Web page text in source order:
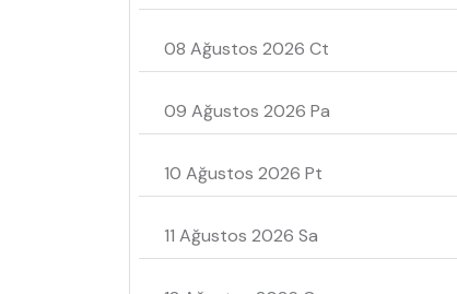
08 Ağustos 2026 Ct
09 Ağustos 2026 Pa
10 Ağustos 2026 Pt
11 Ağustos 2026 Sa